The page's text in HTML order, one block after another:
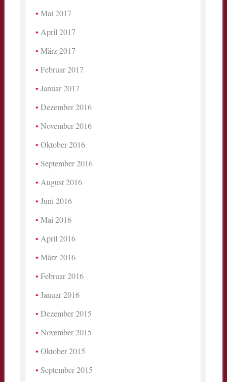
Mai 2017
April 2017
März 2017
Februar 2017
Januar 2017
Dezember 2016
November 2016
Oktober 2016
September 2016
August 2016
Juni 2016
Mai 2016
April 2016
März 2016
Februar 2016
Januar 2016
Dezember 2015
November 2015
Oktober 2015
September 2015